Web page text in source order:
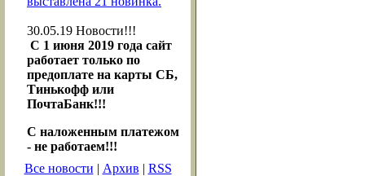
30.05.19 Новости!!!
С 1 июня 2019 года сайт
работает только по
предоплате на карты СБ,
Тинькофф или
ПочтаБанк!!!
С наложенным платежом
- не работаем!!!
Все новости | Архив | RSS